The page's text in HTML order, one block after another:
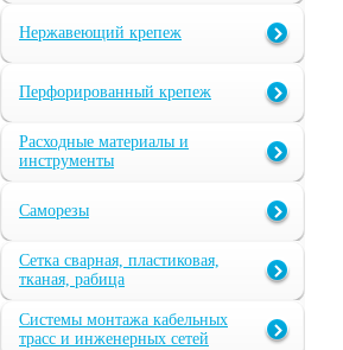
Нержавеющий крепеж
Перфорированный крепеж
Расходные материалы и
инструменты
Саморезы
Сетка сварная, пластиковая,
тканая, рабица
Системы монтажа кабельных
трасс и инженерных сетей